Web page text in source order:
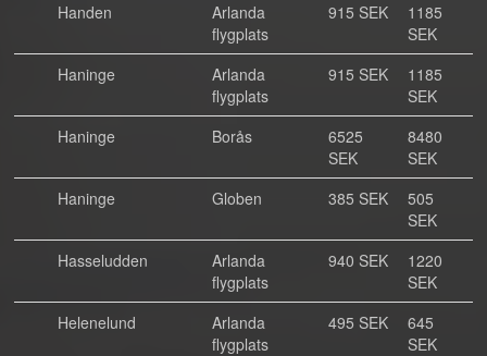
Handen
Arlanda
flygplats
915 SEK
1185
SEK
Haninge
Arlanda
flygplats
915 SEK
1185
SEK
Haninge
Borås
6525
SEK
8480
SEK
Haninge
Globen 385 SEK
505
SEK
Hasseludden
Arlanda
flygplats
940 SEK
1220
SEK
Helenelund
Arlanda
flygplats
495 SEK
645
SEK